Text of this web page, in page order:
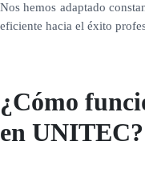
Nos hemos adaptado
eficiente hacia el éxito
¿Cómo
en UNITEC?